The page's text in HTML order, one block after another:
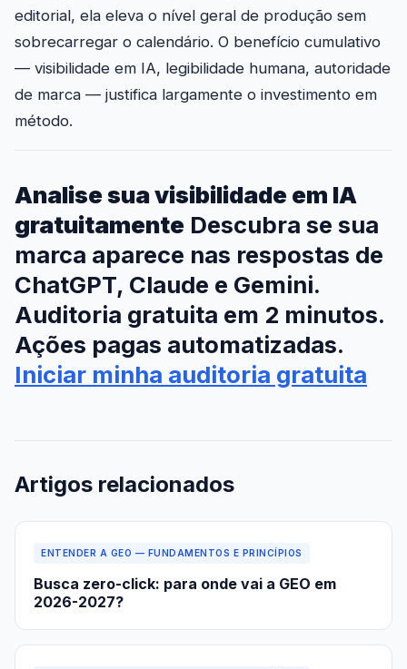
editorial, ela eleva o nível geral de produção sem
sobrecarregar o calendário. O benefício cumulativo
— visibilidade em IA, legibilidade humana, autoridade
de marca — justifica largamente o investimento em
método.
Analise sua visibilidade em IA
gratuitamente Descubra se sua
marca aparece nas respostas de
ChatGPT, Claude e Gemini.
Auditoria gratuita em 2 minutos.
Ações pagas automatizadas.
Iniciar minha auditoria gratuita
Artigos relacionados
ENTENDER A GEO — FUNDAMENTOS E PRINCÍPIOS
Busca zero-click: para onde vai a GEO em
2026-2027?